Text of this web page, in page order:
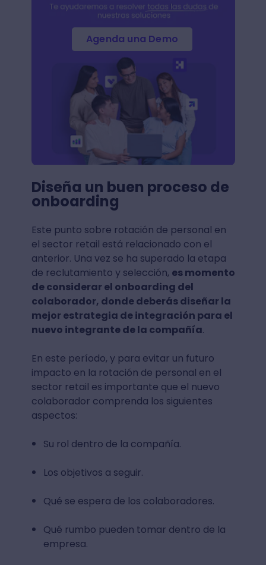
Agenda una Demo
Diseña un buen proceso de
onboarding
Este punto sobre rotación de personal en
el sector retail está relacionado con el
anterior. Una vez se ha superado la etapa
de reclutamiento y selección, es momento
de considerar el onboarding del
colaborador, donde deberás diseñar la
mejor estrategia de integración para el
nuevo integrante de la compañía.
En este período, y para evitar un futuro
impacto en la rotación de personal en el
sector retail es importante que el nuevo
colaborador comprenda los siguientes
aspectos:
Su rol dentro de la compañía.
Los objetivos a seguir.
Qué se espera de los colaboradores.
Qué rumbo pueden tomar dentro de la
empresa.